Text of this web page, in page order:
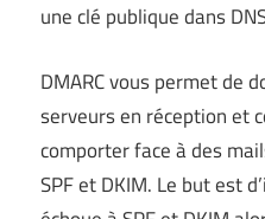
une clé publique dans
DMARC vous permet de
serveurs en réception et
comporter face à des
SPF et DKIM. Le but est